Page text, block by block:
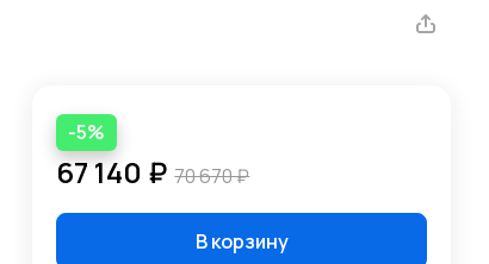
-5%
67 140 ₽ 70 670 ₽
В корзину